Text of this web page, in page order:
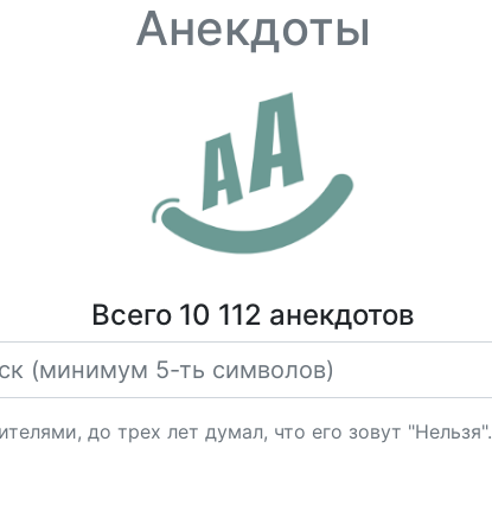
Анекдоты
Всего 10 112 анекдотов
до трех лет думал, что его зовут "Нельзя".